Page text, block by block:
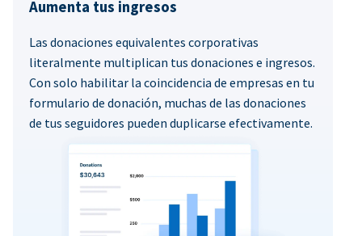
Aumenta tus ingresos
Las donaciones equivalentes corporativas
literalmente multiplican tus donaciones e ingresos.
Con solo habilitar la coincidencia de empresas en tu
formulario de donación, muchas de las donaciones
de tus seguidores pueden duplicarse efectivamente.